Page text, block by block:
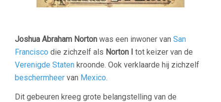
Joshua Abraham Norton was een inwoner van San
Francisco die zichzelf als Norton I tot keizer van de
Verenigde Staten kroonde. Ook verklaarde hij zichzelf
beschermheer van Mexico.
Dit gebeuren kreeg grote belangstelling van de